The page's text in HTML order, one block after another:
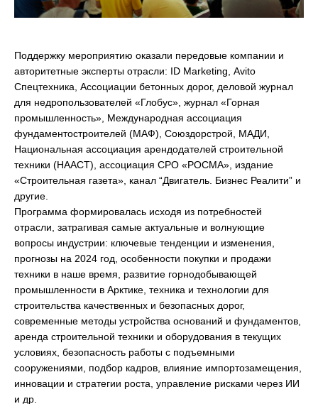
Поддержку мероприятию оказали передовые компании и
авторитетные эксперты отрасли: ID Marketing, Аvito
Спецтехника, Ассоциации бетонных дорог, деловой журнал
для недропользователей «Глобус», журнал «Горная
промышленность», Международная ассоциация
фундаментостроителей (МАФ), Союздорстрой, МАДИ,
Национальная ассоциация арендодателей строительной
техники (НААСТ), ассоциация СРО «РОСМА», издание
«Строительная газета», канал “Двигатель. Бизнес Реалити” и
другие.
Программа формировалась исходя из потребностей
отрасли, затрагивая самые актуальные и волнующие
вопросы индустрии: ключевые тенденции и изменения,
прогнозы на 2024 год, особенности покупки и продажи
техники в наше время, развитие горнодобывающей
промышленности в Арктике, техника и технологии для
строительства качественных и безопасных дорог,
современные методы устройства оснований и фундаментов,
аренда строительной техники и оборудования в текущих
условиях, безопасность работы с подъемными
сооружениями, подбор кадров, влияние импортозамещения,
инновации и стратегии роста, управление рисками через ИИ
и др.